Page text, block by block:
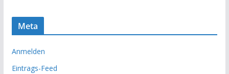
Meta
Anmelden
Eintrags-Feed